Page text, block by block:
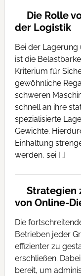
Die Rolle
der Logistik
Bei der Lagerung
ist die
Kriterium für
gewöhnliche
schweren
schnell an ihre
spezialisierte
Gewichte.
Einhaltung
werden, sei […]
Strategien
von Online-
Die
Betrieben jeder
effizienter zu
erschließen.
bereit, um